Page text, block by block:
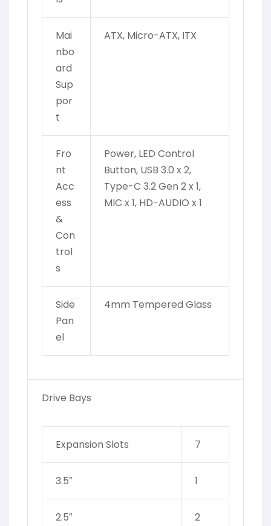
Mai
nbo
ard
Sup
por
t
ATX, Micro-ATX, ITX
Fro
nt
Acc
ess
&
Con
trol
s
Power, LED Control
Button, USB 3.0 x 2,
Type-C 3.2 Gen 2 x 1,
MIC x 1, HD-AUDIO x 1
Side
Pan
el
4mm Tempered Glass
Drive Bays
Expansion Slots 7
3.5″ 1
2.5″ 2